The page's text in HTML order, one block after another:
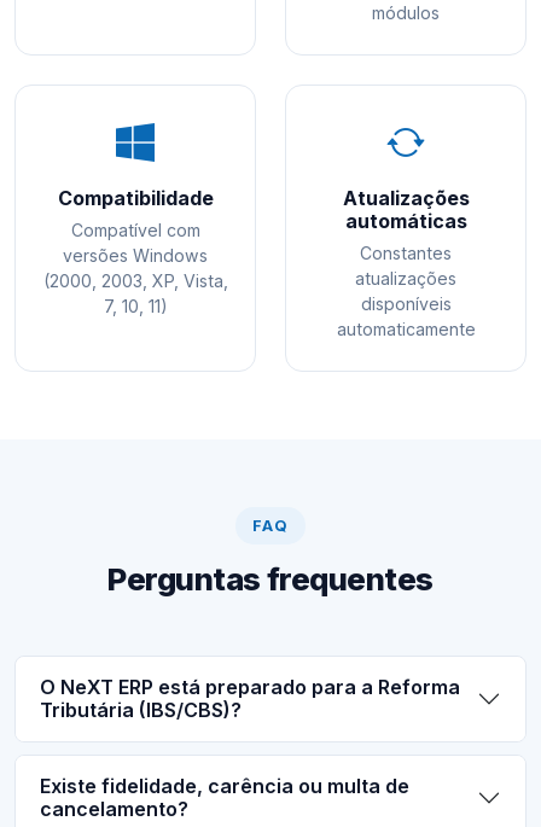
módulos
Compatibilidade
Compatível com
versões Windows
(2000, 2003, XP, Vista,
7, 10, 11)
Atualizações
automáticas
Constantes
atualizações
disponíveis
automaticamente
FAQ
Perguntas frequentes
O NeXT ERP está preparado para a Reforma
Tributária (IBS/CBS)?
Existe fidelidade, carência ou multa de
cancelamento?